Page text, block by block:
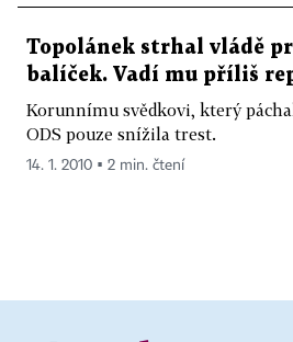
Topolánek strhal vládě
balíček. Vadí mu příliš
Korunnímu svědkovi, který
ODS pouze snížila trest.
14. 1. 2010 ▪ 2 min. čtení